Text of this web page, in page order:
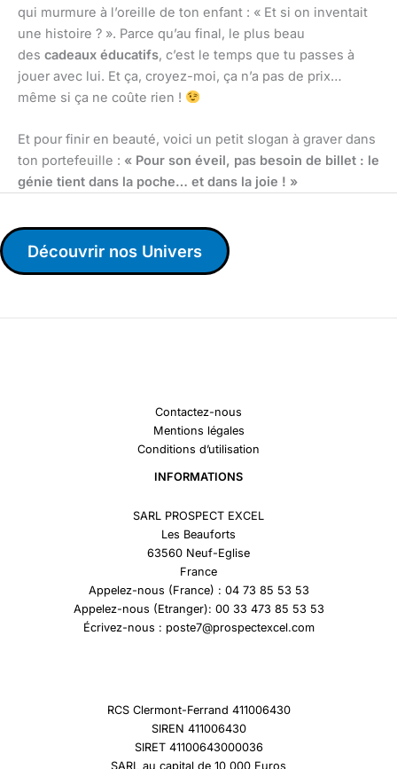
qui murmure à l’oreille de ton enfant : « Et si on inventait
une histoire ? ». Parce qu’au final, le plus beau
des cadeaux éducatifs, c’est le temps que tu passes à
jouer avec lui. Et ça, croyez-moi, ça n’a pas de prix…
même si ça ne coûte rien !
Et pour finir en beauté, voici un petit slogan à graver dans
ton portefeuille : « Pour son éveil, pas besoin de billet : le
génie tient dans la poche… et dans la joie ! »
Découvrir nos Univers
Contactez-nous
Mentions légales
Conditions d’utilisation
INFORMATIONS
SARL PROSPECT EXCEL
Les Beauforts
63560 Neuf-Eglise
France
Appelez-nous (France) : 04 73 85 53 53
Appelez-nous (Etranger): 00 33 473 85 53 53
Écrivez-nous : poste7@prospectexcel.com
RCS Clermont-Ferrand 411006430
SIREN 411006430
SIRET 41100643000036
SARL au capital de 10 000 Euros